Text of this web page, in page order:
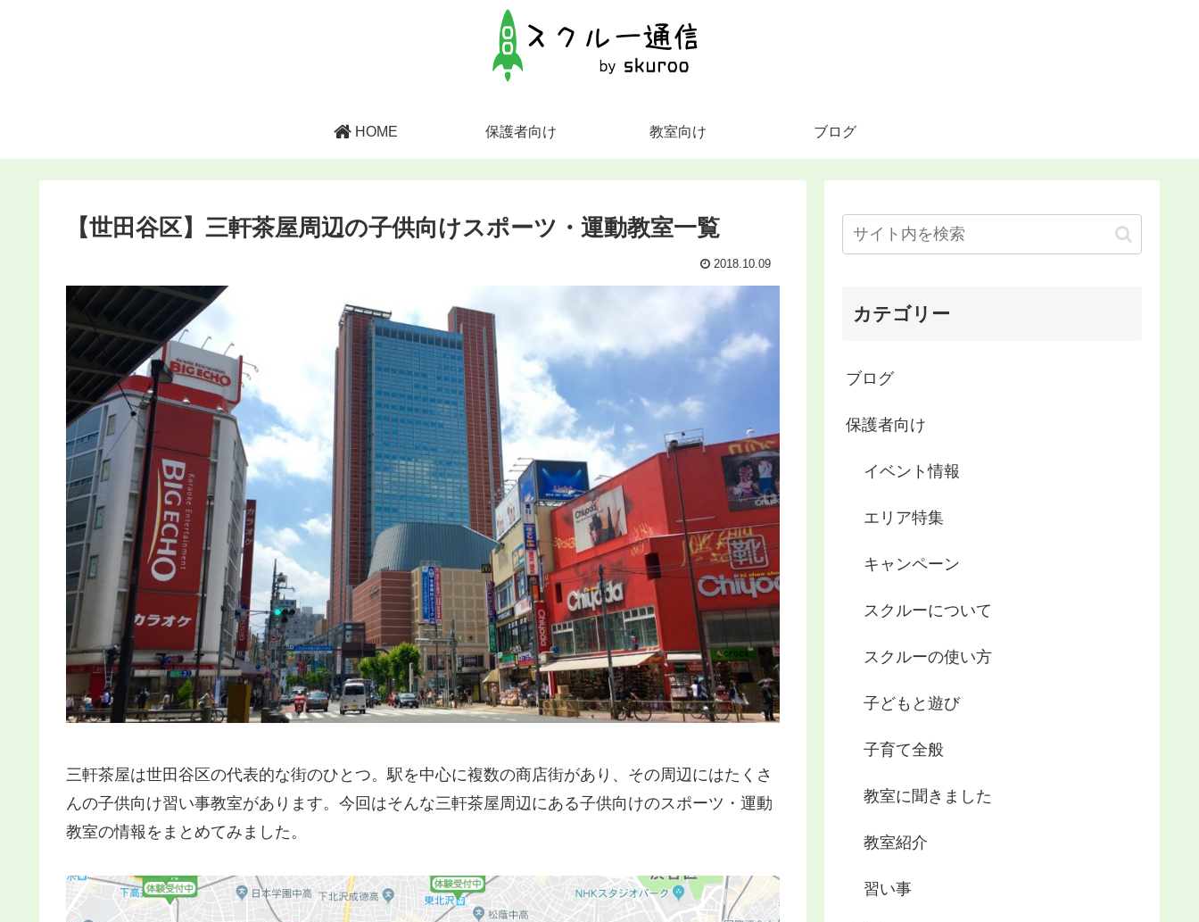
HOME 保護者向け 教室向け ブログ
【世田谷区】三軒茶屋周辺の子供向けスポーツ・運動教室一覧
2018.10.09
三軒茶屋は世田谷区の代表的な街のひとつ。駅を中心に複数の商店街があり、その周辺にはたくさ
んの子供向け習い事教室があります。 今回はそんな三軒茶屋周辺にある子供向けのスポーツ・運動
教室の情報をまとめてみました。
カテゴリー
ブログ
保護者向け
イベント情報
エリア特集
キャンペーン
スクルーについて
スクルーの使い方
子どもと遊び
子育て全般
教室に聞きました
教室紹介
習い事